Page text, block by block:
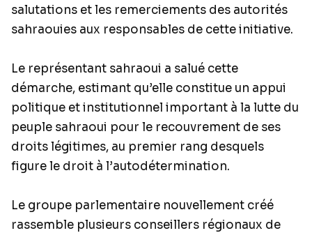
salutations et les remerciements des autorités
sahraouies aux responsables de cette initiative.
Le représentant sahraoui a salué cette
démarche, estimant qu’elle constitue un appui
politique et institutionnel important à la lutte du
peuple sahraoui pour le recouvrement de ses
droits légitimes, au premier rang desquels
figure le droit à l’autodétermination.
Le groupe parlementaire nouvellement créé
rassemble plusieurs conseillers régionaux de